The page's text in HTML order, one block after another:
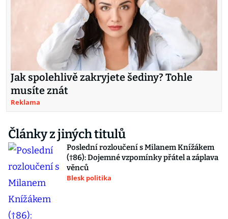
Jak spolehlivě zakryjete šediny? Tohle
musíte znát
Reklama
Články z jiných titulů
Poslední rozloučení s Milanem Knížákem
(†86): Dojemné vzpomínky přátel a záplava
věnců
Blesk politika